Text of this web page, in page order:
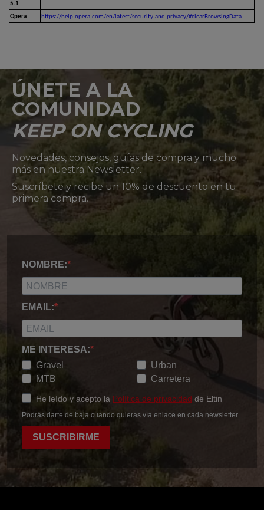
5.1
Opera https://help.opera.com/en/latest/security-and-privacy/#clearBrowsingData
ÚNETE A LA
COMUNIDAD
KEEP ON CYCLING
Novedades, consejos, guías de compra y mucho
más en nuestra Newsletter.
Suscríbete y recibe un 10% de descuento en tu
primera compra.
NOMBRE:
EMAIL:
ME INTERESA:
Gravel
MTB
Urban
Carretera
He leído y acepto la Política de privacidad de Eltin
Podrás darte de baja cuando quieras vía enlace en cada newsletter.
SUSCRIBIRME